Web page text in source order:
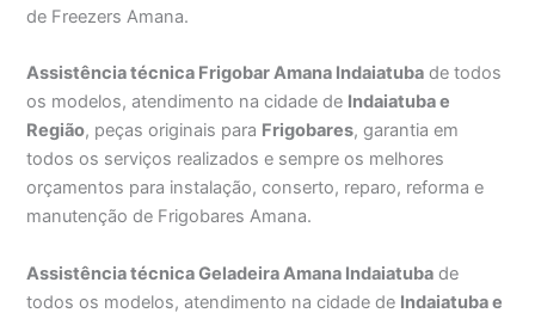
de Freezers Amana.
Assistência técnica Frigobar Amana Indaiatuba de todos
os modelos, atendimento na cidade de Indaiatuba e
Região, peças originais para Frigobares, garantia em
todos os serviços realizados e sempre os melhores
orçamentos para instalação, conserto, reparo, reforma e
manutenção de Frigobares Amana.
Assistência técnica Geladeira Amana Indaiatuba de
todos os modelos, atendimento na cidade de Indaiatuba e